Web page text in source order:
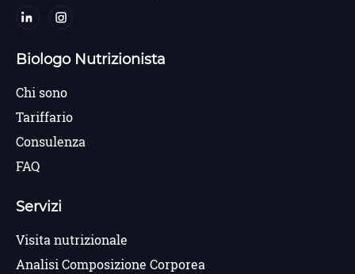
Biologo Nutrizionista
Chi sono
Tariffario
Consulenza
FAQ
Servizi
Visita nutrizionale
Analisi Composizione Corporea